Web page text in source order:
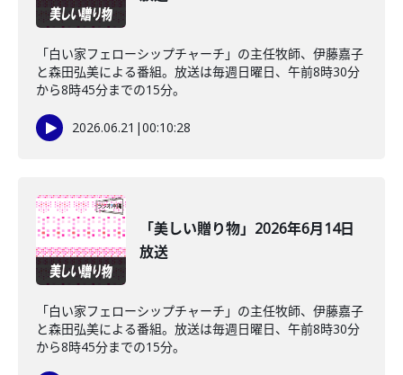
「白い家フェローシップチャーチ」の主任牧師、伊藤嘉子
と森田弘美による番組。放送は毎週日曜日、午前8時30分
から8時45分までの15分。
2026.06.21 |00:10:28
「美しい贈り物」2026年6月14日
放送
「白い家フェローシップチャーチ」の主任牧師、伊藤嘉子
と森田弘美による番組。放送は毎週日曜日、午前8時30分
から8時45分までの15分。